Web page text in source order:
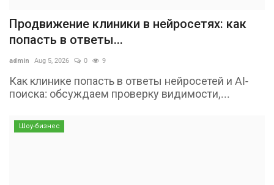
Продвижение клиники в нейросетях: как
попасть в ответы...
admin Aug 5, 2026 0 9
Как клинике попасть в ответы нейросетей и AI-
поиска: обсуждаем проверку видимости,...
Шоу-бизнес